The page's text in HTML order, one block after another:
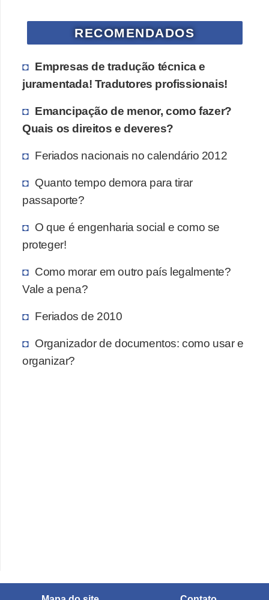
RECOMENDADOS
Empresas de tradução técnica e
juramentada! Tradutores profissionais!
Emancipação de menor, como fazer?
Quais os direitos e deveres?
Feriados nacionais no calendário 2012
Quanto tempo demora para tirar
passaporte?
O que é engenharia social e como se
proteger!
Como morar em outro país legalmente?
Vale a pena?
Feriados de 2010
Organizador de documentos: como usar e
organizar?